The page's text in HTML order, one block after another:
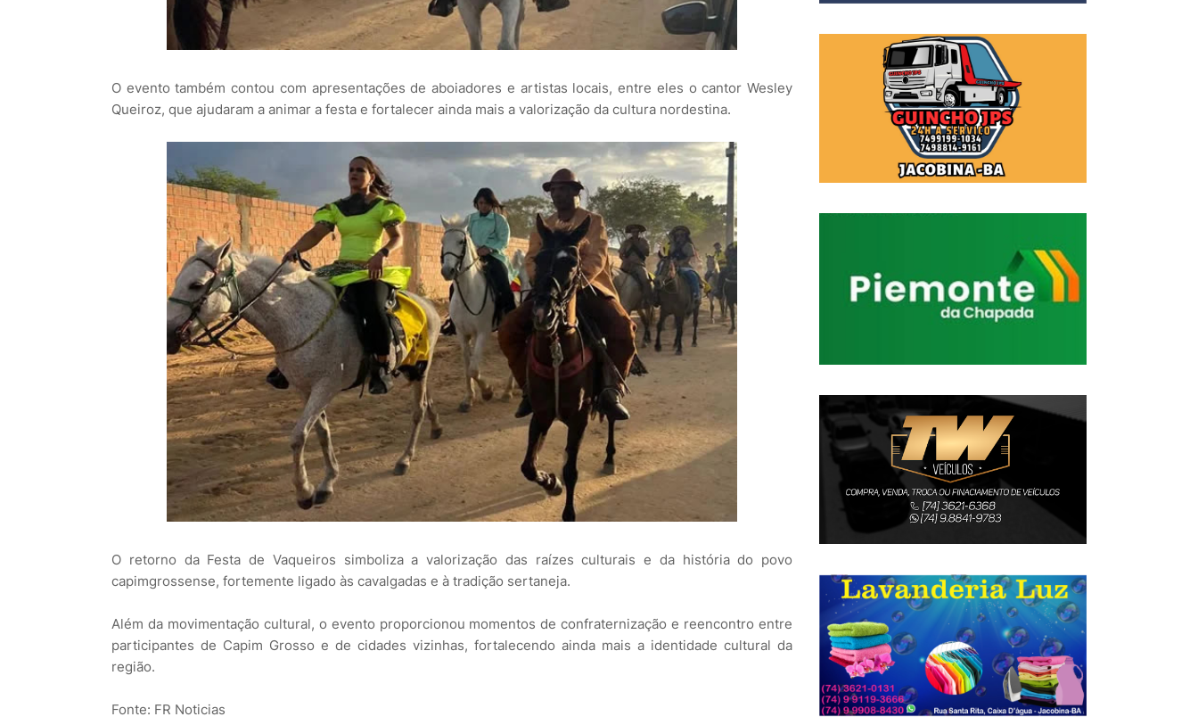
O evento também contou com apresentações de aboiadores e artistas locais, entre eles o cantor Wesley
Queiroz, que ajudaram a animar a festa e fortalecer ainda mais a valorização da cultura nordestina.
O retorno da Festa de Vaqueiros simboliza a valorização das raízes culturais e da história do povo
capimgrossense, fortemente ligado às cavalgadas e à tradição sertaneja.
Além da movimentação cultural, o evento proporcionou momentos de confraternização e reencontro entre
participantes de Capim Grosso e de cidades vizinhas, fortalecendo ainda mais a identidade cultural da
região.
Fonte: FR Noticias